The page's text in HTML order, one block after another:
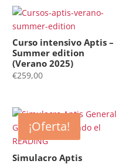
Curso intensivo Aptis –
Summer edition
(Verano 2025)
€259,00
¡Oferta!
Simulacro Aptis